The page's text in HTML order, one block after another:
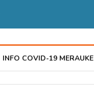
INFO COVID-19 MERAUKE